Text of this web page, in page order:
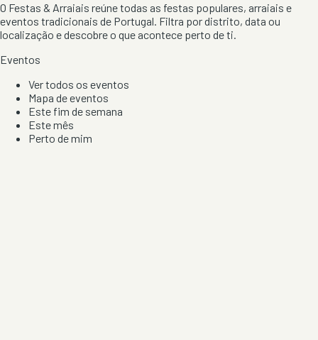
O Festas & Arraiais reúne todas as festas populares, arraiais e
eventos tradicionais de Portugal. Filtra por distrito, data ou
localização e descobre o que acontece perto de ti.
Eventos
Ver todos os eventos
Mapa de eventos
Este fim de semana
Este mês
Perto de mim